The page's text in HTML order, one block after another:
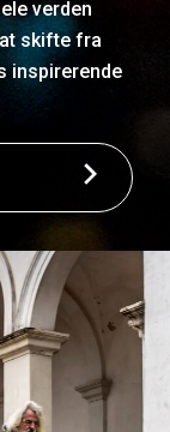
verden
skifte fra
inspirerende